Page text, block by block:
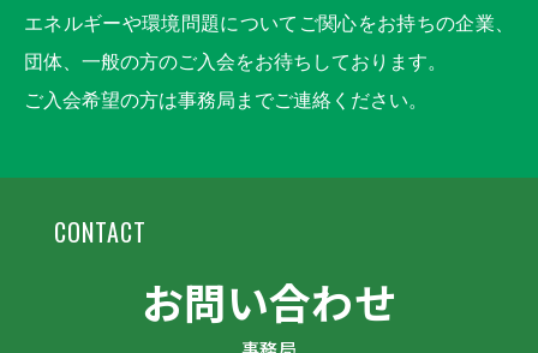
エネルギーや環境問題についてご関心をお持ちの企業、
団体、一般の方のご入会をお待ちしております。
ご入会希望の方は事務局までご連絡ください。
CONTACT
お問い合わせ